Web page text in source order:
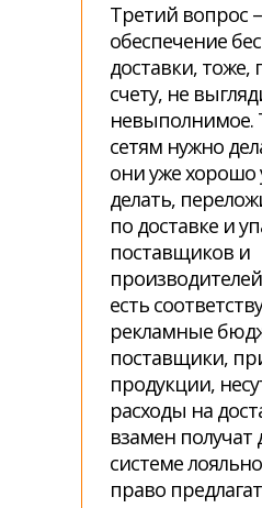
Третий вопрос –
обеспечение
доставки,
счету, не
невыполнимое.
сетям нужно
они уже
делать,
по доставке и
поставщиков и
есть
рекламные
поставщики,
продукции,
расходы на
взамен получат
системе
право